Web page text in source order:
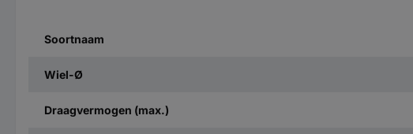
Soortnaam
Wiel-Ø
Draagvermogen (max.)